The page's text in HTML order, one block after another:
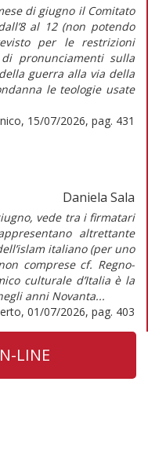
di giugno il Comitato
al 12 (non potendo
per le restrizioni
pronunciamenti sulla
guerra alla via della
le teologie usate
15/07/2026, pag. 431
Daniela Sala
vede tra i firmatari
altrettante
italiano (per uno
comprese cf. Regno-
culturale d’Italia è la
anni Novanta...
01/07/2026, pag. 403
LINE